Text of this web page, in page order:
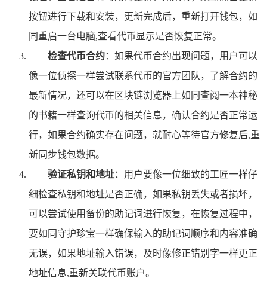
按钮进行下载和安装，更新完成后，重新打开钱包，如
同重启一台电脑,查看代币显示是否恢复正常。
检查代币合约：如果代币合约出现问题，用户可以
像一位侦探一样尝试联系代币的官方团队，了解合约的
最新情况，还可以在区块链浏览器上如同查阅一本神秘
的书籍一样查询代币的相关信息，确认合约是否正常运
行，如果合约确实存在问题，就耐心等待官方修复后,重
新同步钱包数据。
验证私钥和地址：用户要像一位细致的工匠一样仔
细检查私钥和地址是否正确，如果私钥丢失或者损坏，
可以尝试使用备份的助记词进行恢复，在恢复过程中，
要如同守护珍宝一样确保输入的助记词顺序和内容准确
无误，如果地址输入错误，及时像修正错别字一样更正
地址信息,重新关联代币账户。